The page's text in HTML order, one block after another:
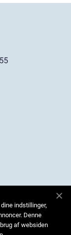
indstillinger,
Denne
af websiden